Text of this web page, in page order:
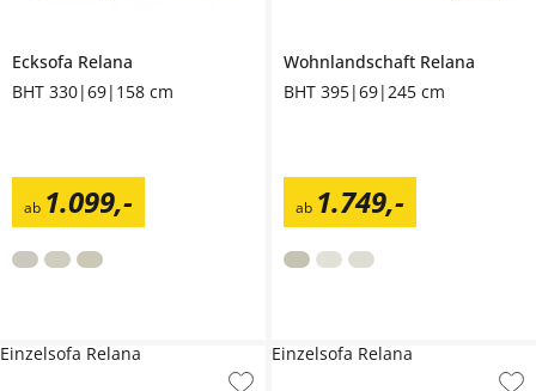
Ecksofa Relana
BHT 330|69|158 cm
ab 1.099,-
Wohnlandschaft Relana
BHT 395|69|245 cm
ab 1.749,-
Einzelsofa Relana Einzelsofa Relana